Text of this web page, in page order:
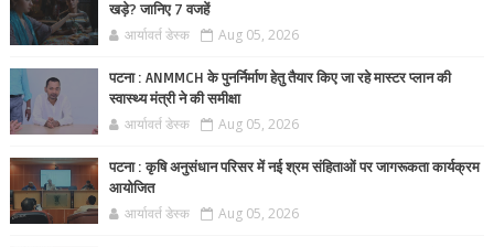
खड़े? जानिए 7 वजहें
आर्यावर्त डेस्क Aug 05, 2026
पटना : ANMMCH के पुनर्निर्माण हेतु तैयार किए जा रहे मास्टर प्लान की
स्वास्थ्य मंत्री ने की समीक्षा
आर्यावर्त डेस्क Aug 05, 2026
पटना : कृषि अनुसंधान परिसर में नई श्रम संहिताओं पर जागरूकता कार्यक्रम
आयोजित
आर्यावर्त डेस्क Aug 05, 2026